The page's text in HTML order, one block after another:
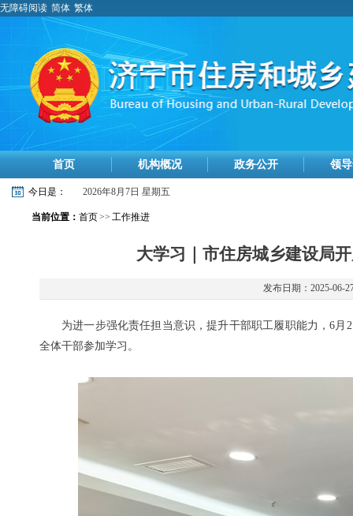
无障碍阅读 简体 繁体
首页 机构概况 政务公开 领
今日是： 2026年8月7日 星期五
当前位置： 首页>> 工作推进
大学习｜市住房城乡建设局
发布日期：2025-06-
为进一步强化责任担当意识，提升干部职工履职能力，6
全体干部参加学习。